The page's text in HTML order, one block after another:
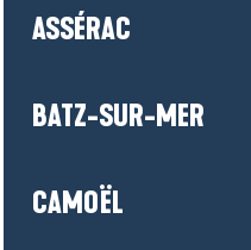
ASSÉRAC
BATZ-SUR-MER
CAMOËL
Kontaktdaten